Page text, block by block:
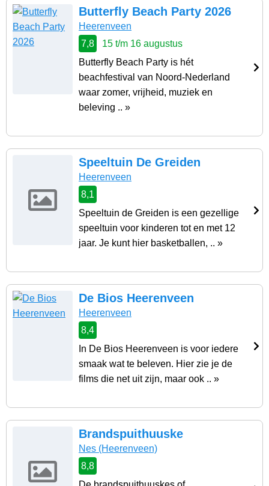
Butterfly Beach Party 2026
Heerenveen
7,8
15 t/m 16 augustus
Butterfly Beach Party is hét
beachfestival van Noord-Nederland
waar zomer, vrijheid, muziek en
beleving .. »
Speeltuin De Greiden
Heerenveen
8,1
Speeltuin de Greiden is een gezellige
speeltuin voor kinderen tot en met 12
jaar. Je kunt hier basketballen, .. »
De Bios Heerenveen
Heerenveen
8,4
In De Bios Heerenveen is voor iedere
smaak wat te beleven. Hier zie je de
films die net uit zijn, maar ook .. »
Brandspuithuuske
Nes (Heerenveen)
8,8